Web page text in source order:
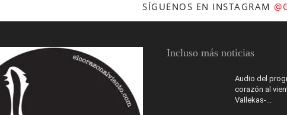
SÍGUENOS EN INSTAGRAM
Incluso más noticias
Audio del
corazón al
Vallekas-...